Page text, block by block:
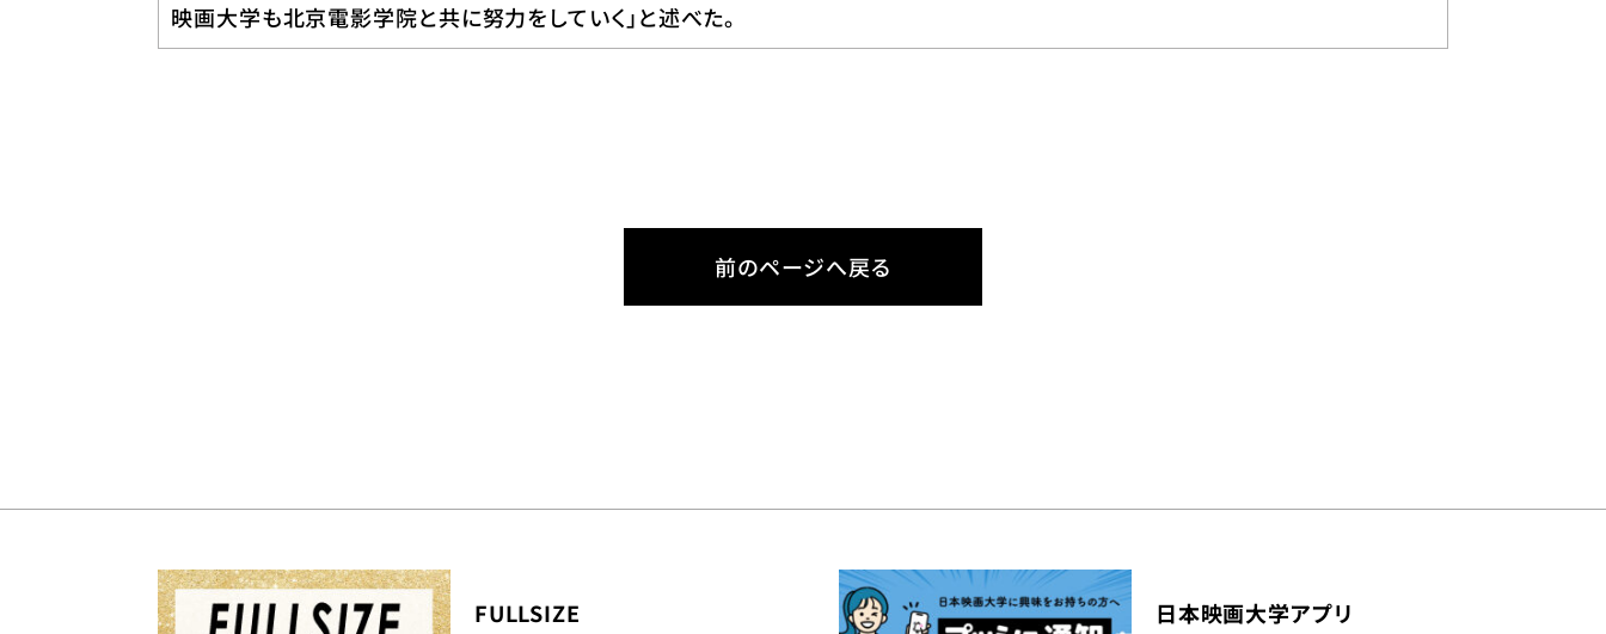
映画大学も北京電影学院と共に努力をしていく」と述べた。
前のページへ戻る
FULLSIZE 日本映画大学アプリ